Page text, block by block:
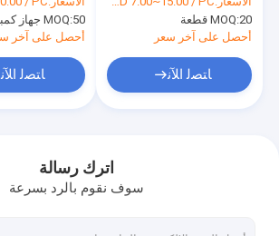
MOQ:50 جهاز كمبيوتر شخصى
أحصل على آخر
ﺎﺘﺼﻟ ﺍﻶﻧ
MOQ:20 قطعة
أحصل على آخر سعر
ﺎﺘﺼﻟ ﺍﻶﻧ
اترك رسالة
سوف نقوم بالرد بسرعة